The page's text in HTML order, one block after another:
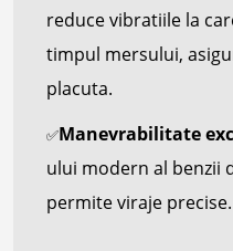
reduce vibratiile la
timpul mersului,
placuta.
✅Manevrabilitate
ului modern al benzii
permite viraje precise.